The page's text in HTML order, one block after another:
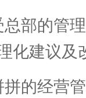
总部的管
化建议及
拼的经营